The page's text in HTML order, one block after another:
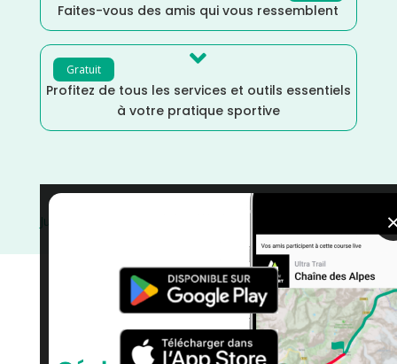
Faites-vous des amis qui vous ressemblent
Gratuit 
Profitez de tous les services et outils essentiels
à votre pratique sportive
Juillet